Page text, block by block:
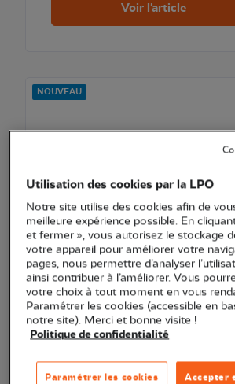
Voir l'article
NOUVEAU
EXCLU WEB
Abreuvoir flottant LPO pour
22,90 €
Voir l'article
Utilisation des cookies par la LPO
Notre site utilise des cookies afin de
meilleure expérience possible. En
et fermer », vous autorisez le stockage
votre appareil pour améliorer votre
pages, nous permettre d’analyser
ainsi contribuer à l’améliorer. Vous
votre choix à tout moment en vous
Paramétrer les cookies (accessible en
notre site). Merci et bonne visite !
Politique de confidentialité
Accepter
Paramétrer les cookies